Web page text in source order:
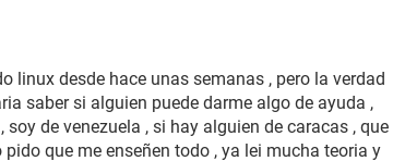
linux desde hace unas semanas , pero la verdad
saber si alguien puede darme algo de ayuda ,
de venezuela , si hay alguien de caracas , que
que me enseñen todo , ya lei mucha teoria y